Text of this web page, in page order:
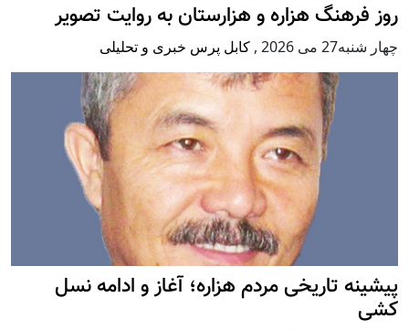
روز فرهنگ هزاره و هزارستان به روایت تصویر
چهار شنبه27 می 2026 , کابل پرس خبری و تحلیلی
پيشينه تاريخی مردم هزاره؛ آغاز و ادامه نسل
کشی